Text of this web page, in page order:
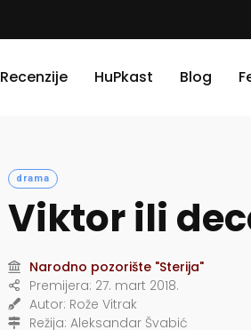
Recenzije HuPkast Blog
drama
Viktor ili
Narodno pozorište "Sterija"
Premijera: 27. mart 2018.
Autor: Rože Vitrak
Režija: Aleksandar Švabić